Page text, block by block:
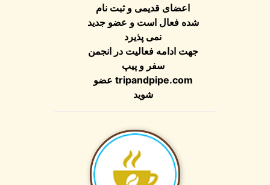
اعضای قدیمی و ثبت نام
شده فعال است و عضو جدید
نمی پذیرد
جهت ادامه فعالیت در انجمن
سفر و پیپ
tripandpipe.comعضو
شوید